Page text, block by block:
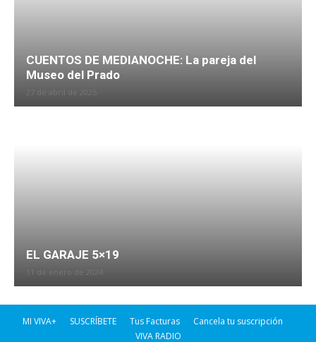
CUENTOS DE MEDIANOCHE: La pareja del
Museo del Prado
27 de abril de 2025
EL GARAJE 5×19
MI VIVA+ SUSCRÍBETE Tus Facturas
Cancela tu suscripción
VIVA RADIO